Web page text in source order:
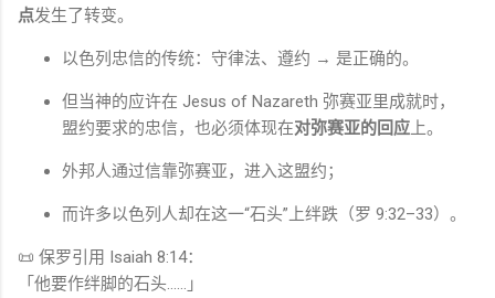
点发生了转变。
以色列忠信的传统：守律法、遵约 → 是正确的。
但当神的应许在 Jesus of Nazareth 弥赛亚里成就时，
盟约要求的忠信，也必须体现在对弥赛亚的回应 上。
外邦人通过信靠弥赛亚，进入这盟约；
而许多以色列人却在这一“石头”上绊跌（罗 9:32–33）。
📜 保罗引用 Isaiah 8:14：
「他要作绊脚的石头……」